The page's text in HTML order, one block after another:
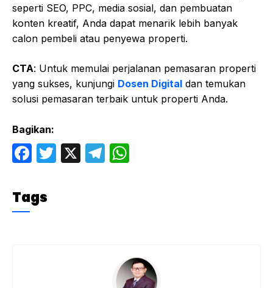
seperti SEO, PPC, media sosial, dan pembuatan
konten kreatif, Anda dapat menarik lebih banyak
calon pembeli atau penyewa properti.
CTA: Untuk memulai perjalanan pemasaran properti
yang sukses, kunjungi Dosen Digital dan temukan
solusi pemasaran terbaik untuk properti Anda.
Bagikan:
F
c
e
T
X
T
p
Tags